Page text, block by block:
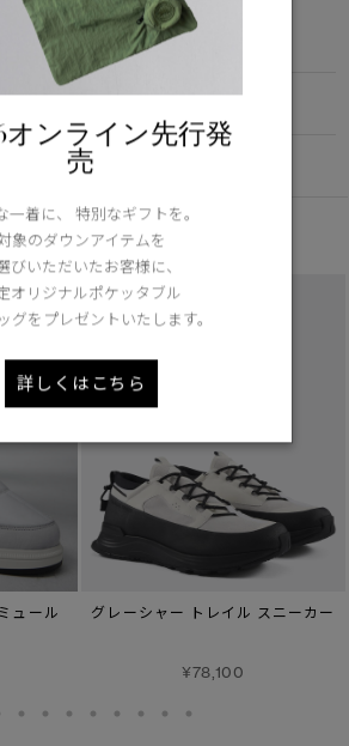
Learn more about TEI
DETAIL
あなたへのおすすめ
ュール グレーシャー トレイル スニーカー
¥78,100
ンライン先行発
売
一着に、 特別なギフトを。
象のダウンアイテムを
びいただいたお客様に、
オリジナルポケッタブル
グをプレゼントいたします。
詳しくはこちら